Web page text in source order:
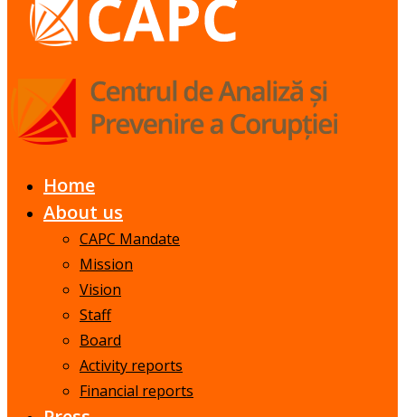
Home
About us
CAPC Mandate
Mission
Vision
Staff
Board
Activity reports
Financial reports